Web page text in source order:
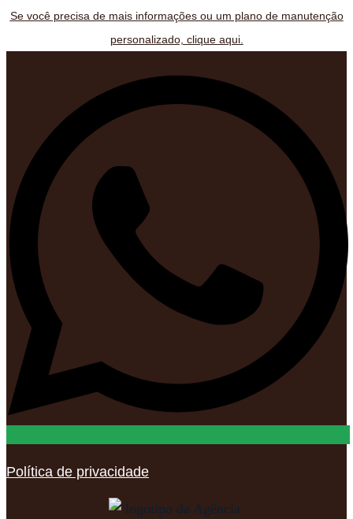
Se você precisa de mais informações ou um plano de manutenção
personalizado, clique aqui.
Política de privacidade